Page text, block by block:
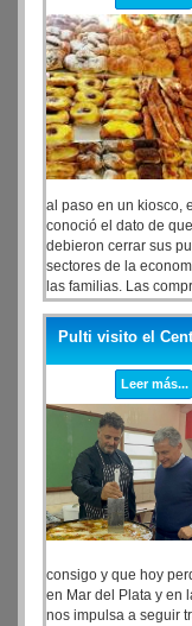
al paso en un kiosco,
conoció el dato de
debieron cerrar sus
sectores de la
las familias. Las
meses, de acuerdo a
Pulti visito el
Leer más...
consigo y que hoy
en Mar del Plata y en
nos impulsa a seguir